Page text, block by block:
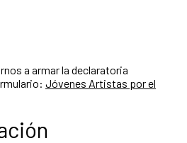
a armar la declaratoria
Jóvenes Artistas por el